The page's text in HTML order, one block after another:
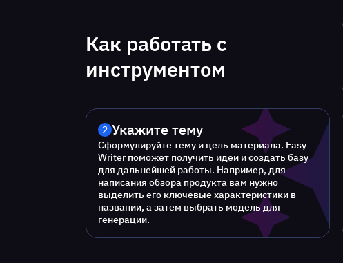
Как работать с
инструментом
2 Укажите тему
Сформулируйте тему и цель материала. Easy
Writer поможет получить идеи и создать базу
для дальнейшей работы. Например, для
написания обзора продукта вам нужно
выделить его ключевые характеристики в
названии, а затем выбрать модель для
генерации.